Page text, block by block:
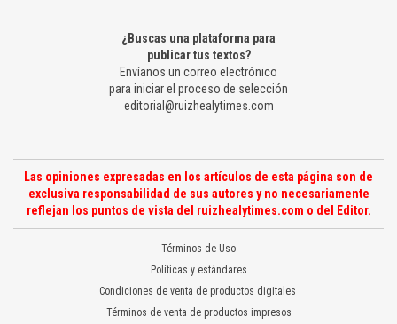
¿Buscas una plataforma para
publicar tus textos?
Envíanos un correo electrónico
para iniciar el proceso de selección
editorial@ruizhealytimes.com
Las opiniones expresadas en los artículos de esta página son de
exclusiva responsabilidad de sus autores y no necesariamente
reflejan los puntos de vista del ruizhealytimes.com o del Editor.
Términos de Uso
Políticas y estándares
Condiciones de venta de productos digitales
Términos de venta de productos impresos